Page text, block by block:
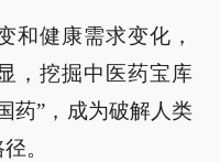
和健康需求变化，
，挖掘中医药宝库
药”，成为破解人类
。